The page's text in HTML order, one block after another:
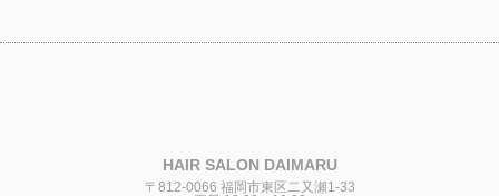
HAIR SALON DAIMARU
〒812-0066 福岡市東区二又瀬1-33